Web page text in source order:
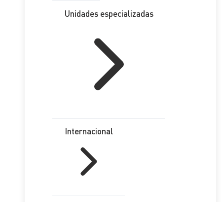
Unidades especializadas
Internacional